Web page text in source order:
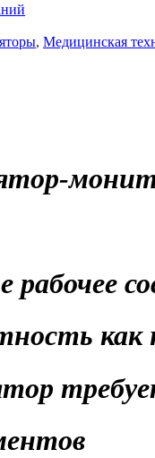
, Медицинская
как